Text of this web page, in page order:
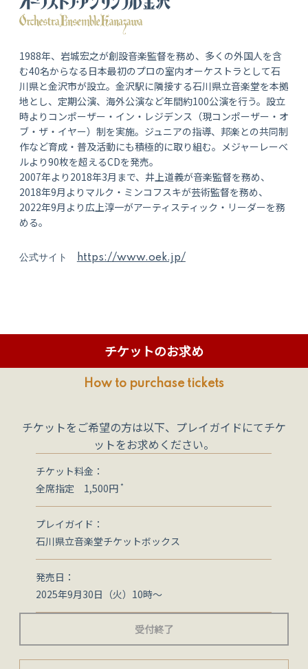
1988年、岩城宏之が創設音楽監督を務め、多くの外国人を含
む40名からなる日本最初のプロの室内オーケストラとして石
川県と金沢市が設立。金沢駅に隣接する石川県立音楽堂を本拠
地とし、定期公演、海外公演など年間約100公演を行う。設立
時よりコンポーザー・イン・レジデンス（現コンポーザー・オ
ブ・ザ・イヤー）制を実施。ジュニアの指導、邦楽との共同制
作など育成・普及活動にも積極的に取り組む。メジャーレーベ
ルより90枚を超えるCDを発売。
2007年より2018年3月まで、井上道義が音楽監督を務め、
2018年9月よりマルク・ミンコフスキが芸術監督を務め、
2022年9月より広上淳一がアーティスティック・リーダーを務
める。
公式サイト https://www.oek.jp/
チケットのお求め
How to purchase tickets
チケットをご希望の方は以下、プレイガイドにてチケ
ットをお求めください。
チケット料金
全席指定 1,500円*
プレイガイド
石川県立音楽堂チケットボックス
発売日
2025年9月30日（火）10時～
受付終了